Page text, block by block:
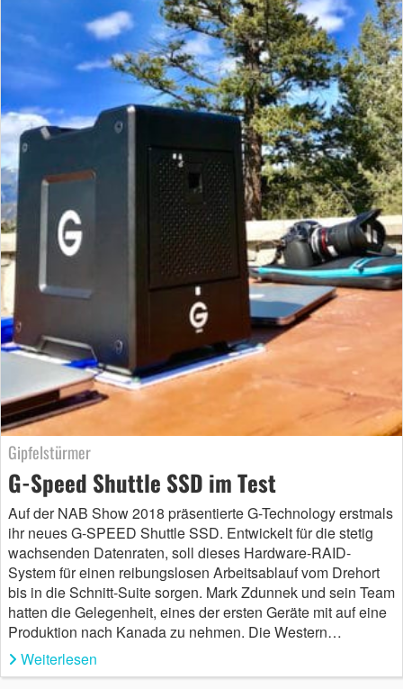
Gipfelstürmer
G-Speed Shuttle SSD im Test
Auf der NAB Show 2018 präsentierte G-Technology erstmals
ihr neues G-SPEED Shuttle SSD. Entwickelt für die stetig
wachsenden Datenraten, soll dieses Hardware-RAID-
System für einen reibungslosen Arbeitsablauf vom Drehort
bis in die Schnitt-Suite sorgen. Mark Zdunnek und sein Team
hatten die Gelegenheit, eines der ersten Geräte mit auf eine
Produktion nach Kanada zu nehmen. Die Western…
Weiterlesen